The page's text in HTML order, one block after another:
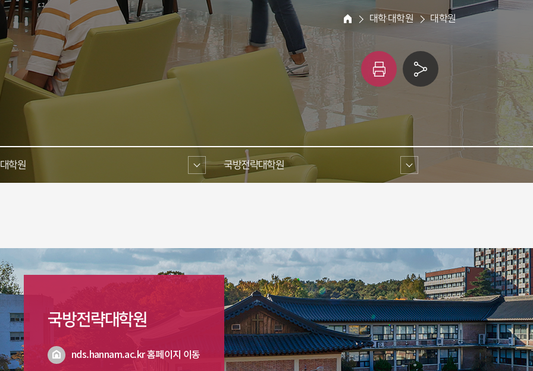
HOME
대학·대학원 대학원
쇄
크
대학원 국방전략대학원
국방전략대학원
nds.hannam.ac.kr 홈페이지 이동